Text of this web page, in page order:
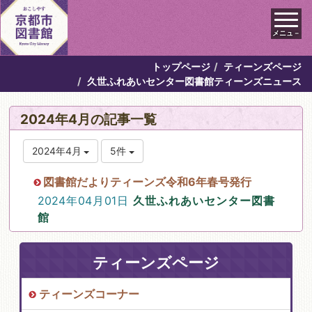
メニュ－
トップページ
ティーンズページ
久世ふれあいセンター図書館ティーンズニュース
2024年4月の記事一覧
2024年4月 5件
図書館だよりティーンズ令和6年春号発行
2024年04月01日 久世ふれあいセンター図書
館
ティーンズページ
ティーンズコーナー